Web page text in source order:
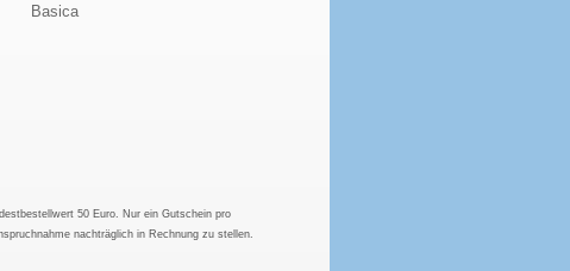
Basica
50 Euro. Nur ein Gutschein pro
nachträglich in Rechnung zu stellen.